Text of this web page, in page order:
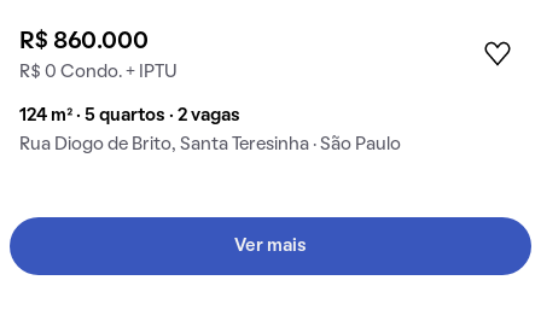
R$ 860.000
R$ 0 Condo. + IPTU
124 m² · 5 quartos · 2 vagas
Rua Diogo de Brito, Santa Teresinha · São Paulo
Ver mais